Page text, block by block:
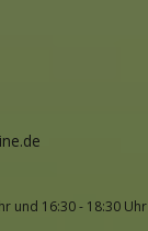
und 16:30 - 18:30 Uhr